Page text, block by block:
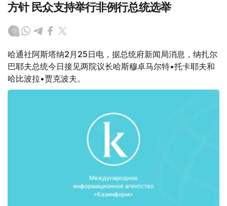
方针 民众支持举行非例行总统选举
哈通社阿斯塔纳2月25日电，据总统府新闻局消息，纳扎尔
巴耶夫总统今日接见两院议长哈斯穆卓马尔特•托卡耶夫和
哈比波拉•贾克波夫。